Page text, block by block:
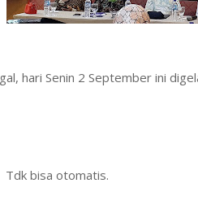
hari Senin 2 September ini
Tdk bisa otomatis.